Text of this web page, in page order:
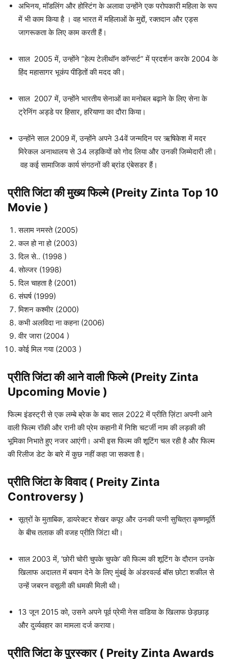
अभिनय, मॉडलिंग और होस्टिंग के अलावा उन्होंने एक परोपकारी महिला के रूप
में भी काम किया है । वह भारत में महिलाओं के मुद्दों, रक्तदान और एड्स
जागरूकता के लिए काम करती हैं।
साल 2005 में, उन्होंने ”हेल्प टेलीथॉन कॉन्सर्ट” में प्रदर्शन करके 2004 के
हिंद महासागर भूकंप पीड़ितों की मदद की।
साल 2007 में, उन्होंने भारतीय सेनाओं का मनोबल बढ़ाने के लिए सेना के
ट्रेनिंग अड्डे पर हिसार, हरियाणा का दौरा किया।
उन्होंने साल 2009 में, उन्होंने अपने 34वें जन्मदिन पर ऋषिकेश में मदर
मिरेकल अनाथालय से 34 लड़कियों को गोद लिया और उनकी जिम्मेदारी ली।
वह कई सामाजिक कार्य संगठनों की ब्रांड एंबेसडर हैं।
प्रीति जिंटा की मुख्य फिल्मे (Preity Zinta Top 10
Movie )
सलाम नमस्ते (2005)
कल हो ना हो (2003)
दिल से.. (1998 )
सोल्जर (1998)
दिल चाहता है (2001)
संघर्ष (1999)
मिशन कश्मीर (2000)
कभी अलविदा ना कहना (2006)
वीर जारा (2004 )
कोई मिल गया (2003 )
प्रीति जिंटा की आने वाली फिल्मे (Preity Zinta
Upcoming Movie )
फिल्म इंडस्ट्री से एक लम्बे ब्रेक के बाद साल 2022 में प्रीति ज़िंटा अपनी आने
वाली फिल्म रॉकी और रानी की प्रेम कहानी में निशि चटर्जी नाम की लड़की की
भूमिका निभाते हुए नजर आएंगी। अभी इस फिल्म की शूटिंग चल रही है और फिल्म
की रिलीज डेट के बारे में कुछ नहीं कहा जा सकता है।
प्रीति जिंटाके विवाद ( Preity Zinta
Controversy )
सूत्रों के मुताबिक, डायरेक्टर शेखर कपूर और उनकी पत्नी सुचित्रा कृष्णमूर्ति
के बीच तलाक की वजह प्रीति जिंटा थी।
साल 2003 में, ‘छोरी चोरी चुपके चुपके’ की फिल्म की शूटिंग के दौरान उनके
खिलाफ अदालत में बयान देने के लिए मुंबई के अंडरवर्ल्ड बॉस छोटा शकील से
उन्हें जबरन वसूली की धमकी मिली थी।
13 जून 2015 को, उसने अपने पूर्व प्रेमी नेस वाडिया के खिलाफ छेड़छाड़
और दुर्व्यवहार का मामला दर्ज कराया।
प्रीति जिंटा के पुरस्कार ( Preity Zinta Awards